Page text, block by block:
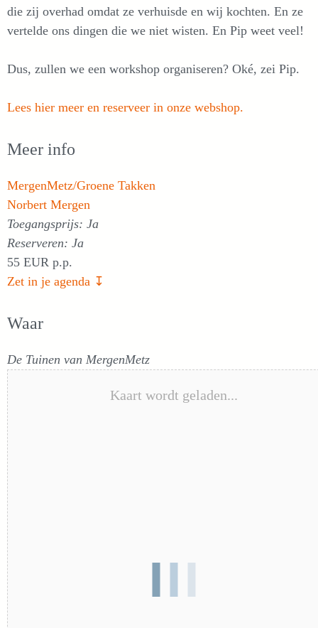
die zij overhad omdat ze verhuisde en wij kochten. En ze
vertelde ons dingen die we niet wisten. En Pip weet veel!
Dus, zullen we een workshop organiseren? Oké, zei Pip.
Lees hier meer en reserveer in onze webshop.
Meer info
MergenMetz/Groene Takken
Norbert Mergen
Toegangsprijs: Ja
Reserveren: Ja
55 EUR p.p.
Zet in je agenda ↧
Waar
De Tuinen van MergenMetz
Kaart wordt geladen...